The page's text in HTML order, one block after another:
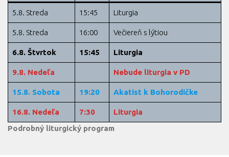
5.8. Streda 15:45 Liturgia
5.8. Streda 16:00 Večiereň s lýtiou
6.8. Štvrtok 15:45 Liturgia
9.8. Nedeľa Nebude liturgia v PD
15.8. Sobota 19:20 Akatist k Bohorodičke
16.8. Nedeľa 7:30
Liturgia
Podrobný liturgický program